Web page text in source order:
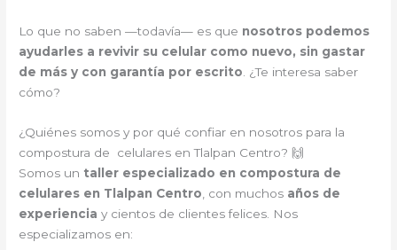
Lo que no saben —todavía— es que nosotros podemos
ayudarles a revivir su celular como nuevo, sin gastar
de más y con garantía por escrito . ¿Te interesa saber
cómo?
¿Quiénes somos y por qué confiar en nosotros para la
compostura de celulares en Tlalpan Centro? 🙌
Somos un taller especializado en compostura de
celulares en Tlalpan Centro , con muchos años de
experiencia y cientos de clientes felices. Nos
especializamos en: